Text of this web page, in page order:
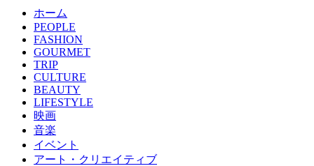
ホーム
PEOPLE
FASHION
GOURMET
TRIP
CULTURE
BEAUTY
LIFESTYLE
映画
音楽
イベント
アート・クリエイティブ